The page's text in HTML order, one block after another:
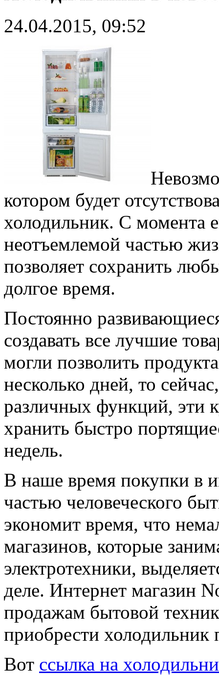
24.04.2015, 09:52
котором будет
холодильник. С момента
неотъемлемой частью
позволяет сохранить
долгое время.
Постоянно
создавать все лучшие
могли позволить
несколько дней, то
различных функций, эти
хранить быстро
недель.
В наше время покупки в
частью человеческого
экономит время, что
магазинов, которые
электротехники,
деле. Интернет магазин
продажам бытовой
приобрести
Вот ссылка на